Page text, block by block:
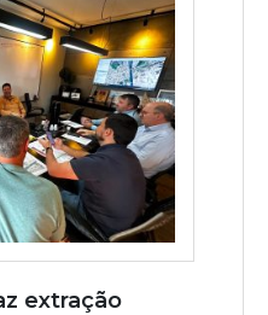
extração